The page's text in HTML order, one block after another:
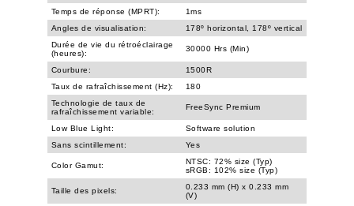
Temps de réponse (MPRT):
1ms
Angles de visualisation:
178º horizontal, 178º vertical
Durée de vie du rétroéclairage
(heures):
30000 Hrs (Min)
Courbure:
1500R
Taux de rafraîchissement (Hz):
180
Technologie de taux de
rafraîchissement variable:
FreeSync Premium
Low Blue Light:
Software solution
Sans scintillement:
Yes
Color Gamut:
NTSC: 72% size (Typ)
sRGB: 102% size (Typ)
Taille des pixels:
0.233 mm (H) x 0.233 mm
(V)